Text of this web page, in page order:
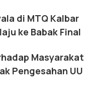
di MTQ Kalbar
ke Babak Final
Masyarakat
Pengesahan UU